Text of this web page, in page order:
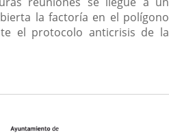
la factoría en el polígono
el protocolo anticrisis de la